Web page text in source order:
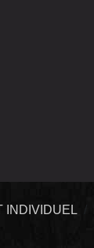
INDIVIDUEL